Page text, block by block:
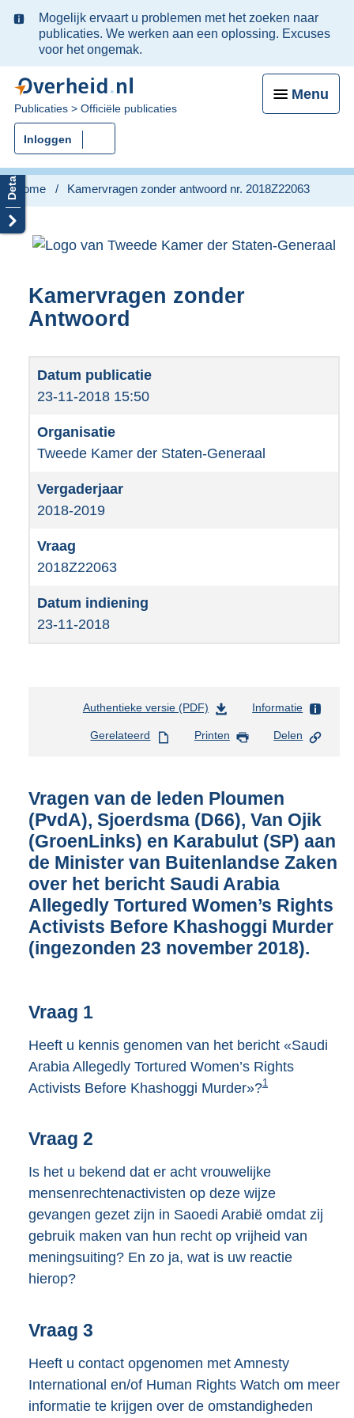
Ter
informatie:
Mogelijk ervaart u problemen met het zoeken naar
publicaties. We werken aan een oplossing. Excuses
voor het ongemak.
Menu
U
bent
nu
hier:
Publicaties Officiële publicaties
Inloggen
Home Kamervragen zonder antwoord nr. 2018Z22063
Kamervragen zonder
Antwoord
23-11-2018 15:50
Tweede Kamer der Staten-Generaal
2018-2019
2018Z22063
23-11-2018
Authentieke versie (PDF)
s
n
d
s
g
r
o
t
t
:
Informatie
Gerelateerd Printen Delen
Vragen van de leden Ploumen
(PvdA), Sjoerdsma (D66), Van Ojik
(GroenLinks) en Karabulut (SP) aan
de Minister van Buitenlandse Zaken
over het bericht Saudi Arabia
Allegedly Tortured Women’s Rights
Activists Before Khashoggi Murder
(ingezonden 23 november 2018).
Vraag 1
Heeft u kennis genomen van het bericht «Saudi
Arabia Allegedly Tortured Women’s Rights
Activists Before Khashoggi Murder»?1
Vraag 2
Is het u bekend dat er acht vrouwelijke
mensenrechtenactivisten op deze wijze
gevangen gezet zijn in Saoedi Arabië omdat zij
gebruik maken van hun recht op vrijheid van
meningsuiting? En zo ja, wat is uw reactie
hierop?
Vraag 3
Heeft u contact opgenomen met Amnesty
International en/of Human Rights Watch om meer
informatie te krijgen over de omstandigheden